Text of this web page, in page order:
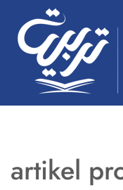
Skip
to
main
content
artikel